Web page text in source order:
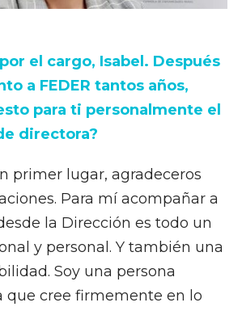
el cargo, Isabel. Después
a FEDER tantos años,
para ti personalmente el
directora?
primer lugar, agradeceros
Para mí acompañar a
la Dirección es todo un
y personal. Y también una
Soy una persona
que cree firmemente en lo